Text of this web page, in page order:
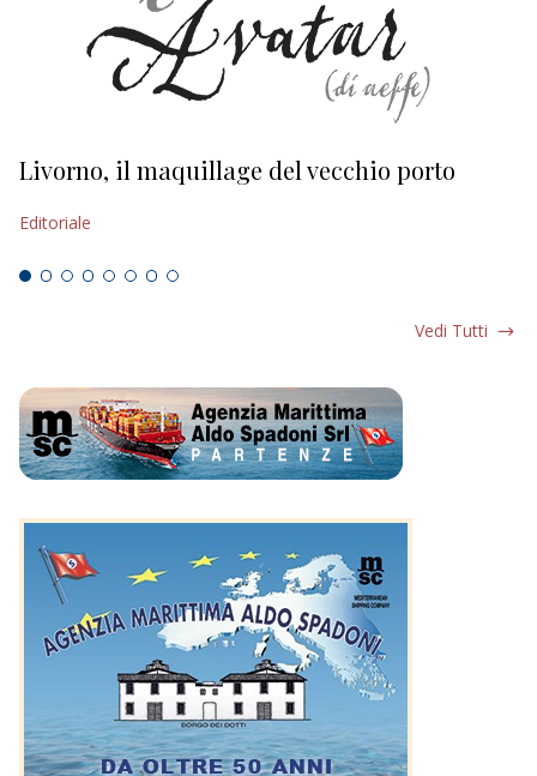
Livorno, il maquillage del vecchio porto
Editoriale
Vedi Tutti